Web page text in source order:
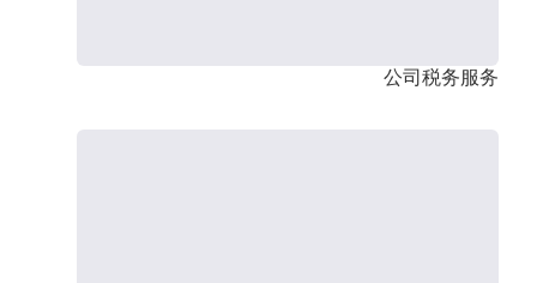
公司税务服务